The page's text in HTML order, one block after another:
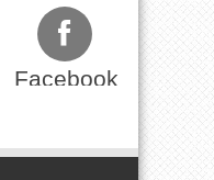
Facebook